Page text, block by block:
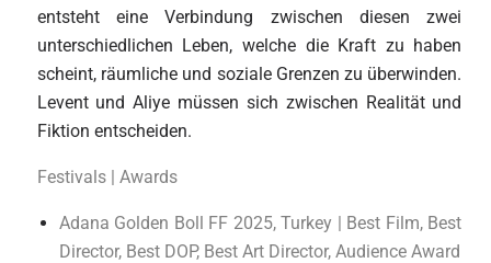
entsteht eine Verbindung zwischen diesen zwei
unterschiedlichen Leben, welche die Kraft zu haben
scheint, räumliche und soziale Grenzen zu überwinden.
Levent und Aliye müssen sich zwischen Realität und
Fiktion entscheiden.
Festivals | Awards
Adana Golden Boll FF 2025, Turkey | Best Film, Best
Director, Best DOP, Best Art Director, Audience Award